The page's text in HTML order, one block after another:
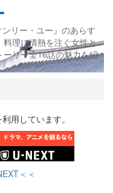
リー・ユー』のあらす
料理に情熱を注ぐ女性と
リー全16話の魅力を紹
用しています。
＜＜